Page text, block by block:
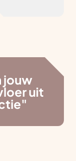
jouw
uit